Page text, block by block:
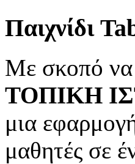
Παιχνίδι
Με σκοπό να
ΤΟΠΙΚΗ
μια
μαθητές σε